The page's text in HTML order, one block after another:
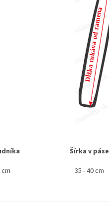
Šírka v páse
cm 35 - 40 cm